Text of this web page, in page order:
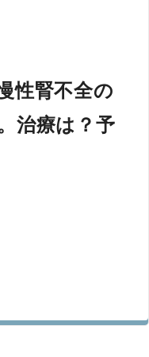
性腎不全の
治療は？予